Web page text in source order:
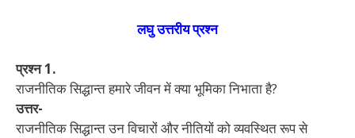
लघु उत्तरीय प्रश्न
प्रश्न 1.
राजनीतिक सिद्धान्त हमारे जीवन में क्या भूमिका निभाता है?
उत्तर-
राजनीतिक सिद्धान्त उन विचारों और नीतियों को व्यवस्थित रूप से